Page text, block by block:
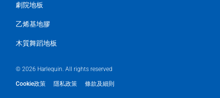
劇院地板
乙烯基地膠
木質舞蹈地板
© 2026 Harlequin. All rights reserved
Cookie政策 隱私政策 條款及細則